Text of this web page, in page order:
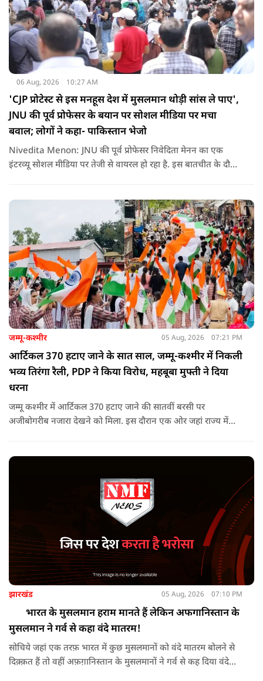
06 Aug, 2026 10:27 AM
'CJP प्रोटेस्ट से इस मनहूस देश में मुसलमान थोड़ी सांस ले पाए',
JNU की पूर्व प्रोफेसर के बयान पर सोशल मीडिया पर मचा
बवाल; लोगों ने कहा- पाकिस्तान भेजो
Nivedita Menon: JNU की पूर्व प्रोफेसर निवेदिता मेनन का एक
इंटरव्यू सोशल मीडिया पर तेजी से वायरल हो रहा है. इस बातचीत के दौरान
ज्यादा विवाद खड़ा कर दिया.
जम्मू-कश्मीर 05 Aug, 2026 07:21 PM
आर्टिकल 370 हटाए जाने के सात साल, जम्मू-कश्मीर में निकली
भव्य तिरंगा रैली, PDP ने किया विरोध, महबूबा मुफ्ती ने दिया
धरना
जम्मू कश्मीर में आर्टिकल 370 हटाए जाने की सातवीं बरसी पर
अजीबोगरीब नजारा देखने को मिला. इस दौरान एक ओर जहां राज्य में
झारखंड 05 Aug, 2026 07:10 PM
भारत के मुसलमान हराम मानते हैं लेकिन अफगानिस्तान के
मुसलमान ने गर्व से कहा वंदे मातरम!
सोचिये जहां एक तरफ़ भारत में कुछ मुसलमानों को वंदे मातरम बोलने से
दिक़्क़त हैं तो वहीं अफ़ग़ानिस्तान के मुसलमानों ने गर्व से कह दिया वंदे